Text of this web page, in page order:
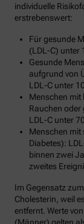
individuelle
erstrebenswert:
Für gesunde
(LDL-C) unter
Gesunde
aufgrund von
LDL-C unter
Menschen mit
Rauchen oder
LDL-C unter
Menschen mit
Diabetes):
binnen zwei
zweites
Im Gegensatz
Cholesterin, weil
entfernt. Werte
(Männer) gelten